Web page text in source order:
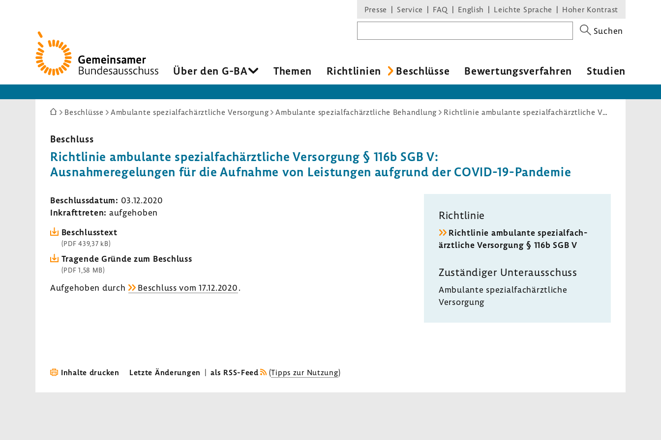
Zur
Startseite
Presse Service FAQ English Leichte Sprache Hoher Kontrast
Suchen
Über den G-BA Themen Richt­li­nien Beschlüsse Bewer­tungs­ver­fahren Studien
Sie
hier:
Beschlüsse Ambulante spezialfachärztliche Versorgung Ambulante spezialfachärztliche Behandlung Richtlinie ambulante spezialfachärztliche Versorgung § 116b SGB V: Ausnahmeregelungen für die Aufnahme von Leistungen aufgrund der COVID-19-Pandemie
Beschluss
Richt­linie ambu­lante spezi­al­fach­ärzt­liche Versor­gung § 116b SGB V:
Ausnah­me­re­ge­lungen für die Aufnahme von Leis­tungen aufgrund der COVID-​19-Pandemie
Beschluss­datum: 03.12.2020
Inkraft­treten: aufge­hoben
Beschluss­text
(PDF 439,37 kB)
Tragende Gründe zum Beschluss
(PDF 1,58 MB)
Aufge­hoben durch Beschluss vom 17.12.2020.
Richt­linie
Richt­linie ambu­lante spezi­al­fach­
ärzt­liche Versor­gung § 116b SGB V
Zustän­diger Unter­aus­schuss
Ambu­lante spezi­al­fach­ärzt­liche
Versor­gung
Inhalte drucken Letzte Änderungen | als RSS-Feed (Tipps zur Nutzung)